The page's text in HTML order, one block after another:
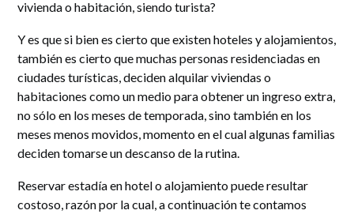
vivienda o habitación, siendo turista?
Y es que si bien es cierto que existen hoteles y alojamientos,
también es cierto que muchas personas residenciadas en
ciudades turísticas, deciden alquilar viviendas o
habitaciones como un medio para obtener un ingreso extra,
no sólo en los meses de temporada, sino también en los
meses menos movidos, momento en el cual algunas familias
deciden tomarse un descanso de la rutina.
Reservar estadía en hotel o alojamiento puede resultar
costoso, razón por la cual, a continuación te contamos